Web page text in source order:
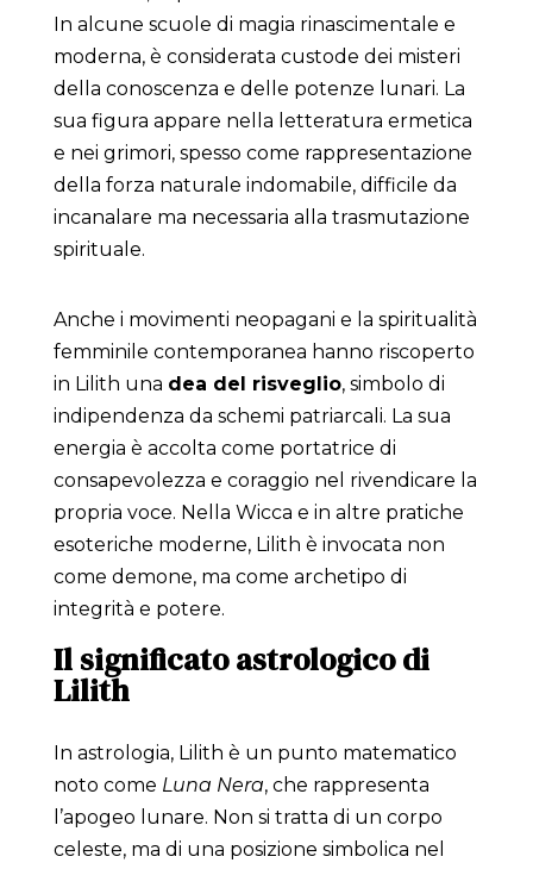
In alcune scuole di magia rinascimentale e
moderna, è considerata custode dei misteri
della conoscenza e delle potenze lunari. La
sua figura appare nella letteratura ermetica
e nei grimori, spesso come rappresentazione
della forza naturale indomabile, difficile da
incanalare ma necessaria alla trasmutazione
spirituale.
Anche i movimenti neopagani e la spiritualità
femminile contemporanea hanno riscoperto
in Lilith una dea del risveglio, simbolo di
indipendenza da schemi patriarcali. La sua
energia è accolta come portatrice di
consapevolezza e coraggio nel rivendicare la
propria voce. Nella Wicca e in altre pratiche
esoteriche moderne, Lilith è invocata non
come demone, ma come archetipo di
integrità e potere.
Il significato astrologico di
Lilith
In astrologia, Lilith è un punto matematico
noto come Luna Nera, che rappresenta
l’apogeo lunare. Non si tratta di un corpo
celeste, ma di una posizione simbolica nel